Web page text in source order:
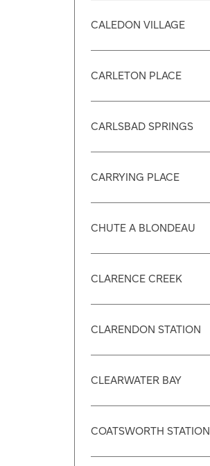
CALEDON VILLAGE
CARLETON PLACE
CARLSBAD SPRINGS
CARRYING PLACE
CHUTE A BLONDEAU
CLARENCE CREEK
CLARENDON STATION
CLEARWATER BAY
COATSWORTH STATION